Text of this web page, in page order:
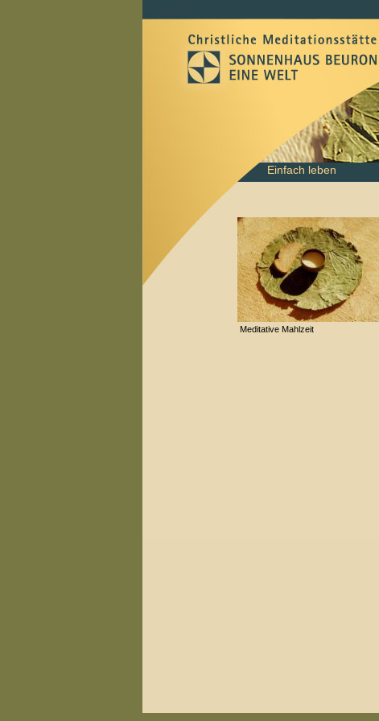
Navigation
überspringen
Einfach leben
Meditative Mahlzeit